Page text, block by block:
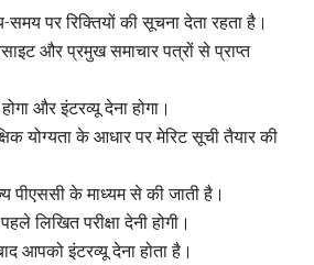
समय पर रिक्तियों की सूचना देता रहता है।
और प्रमुख समाचार पत्रों से प्राप्त
और इंटरव्यू देना होगा।
योग्यता के आधार पर मेरिट सूची तैयार की
पीएससी के माध्यम से की जाती है।
लिखित परीक्षा देनी होगी।
आपको इंटरव्यू देना होता है।